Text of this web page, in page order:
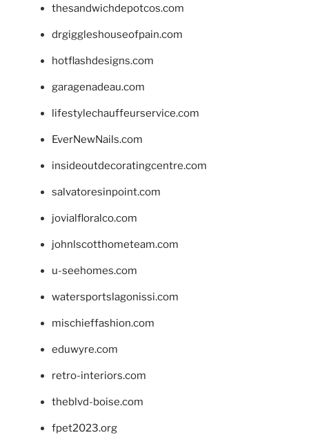
thesandwichdepotcos.com
drgiggleshouseofpain.com
hotflashdesigns.com
garagenadeau.com
lifestylechauffeurservice.com
EverNewNails.com
insideoutdecoratingcentre.com
salvatoresinpoint.com
jovialfloralco.com
johnlscotthometeam.com
u-seehomes.com
watersportslagonissi.com
mischieffashion.com
eduwyre.com
retro-interiors.com
theblvd-boise.com
fpet2023.org